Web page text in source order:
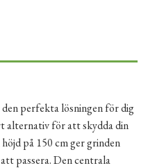
perfekta lösningen för dig
alternativ för att skydda din
på 150 cm ger grinden
passera. Den centrala